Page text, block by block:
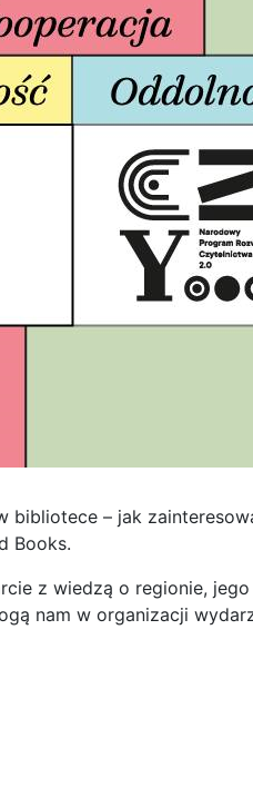
bibliotece – jak
Books.
z wiedzą o regionie,
nam w organizacji